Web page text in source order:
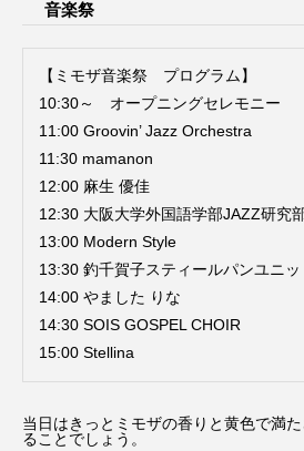
音楽祭
【ミモザ音楽祭 プログラム】
10:30～ オープニングセレモニー
11:00 Groovin’ Jazz Orchestra
11:30 mamanon
12:00 麻生 優佳
12:30 大阪大学外国語学部JAZZ研
13:00 Modern Style
13:30 釣千賀子スティールパンユニッ
14:00 やました りな
14:30 SOIS GOSPEL CHOIR
15:00 Stellina
当日はきっとミモザの香りと黄色で満
ることでしょう。